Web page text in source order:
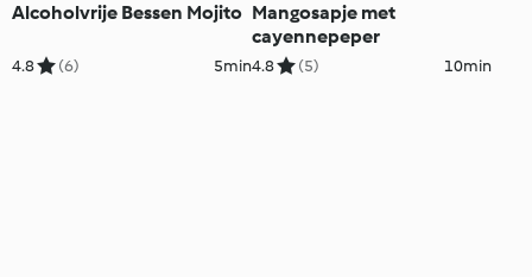
Alcoholvrije Bessen Mojito
4.8 (6) 5min
Mangosapje met
cayennepeper
4.8 (5) 10min